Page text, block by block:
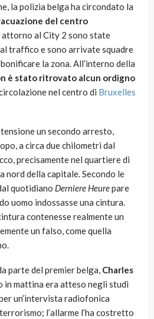
la polizia belga ha circondato la
del centro
attorno al City 2 sono state
traffico e sono arrivate squadre
la zona. All’interno della
è stato ritrovato alcun ordigno
nel centro di Bruxelles
un secondo arresto,
a circa due chilometri dal
precisamente nel quartiere di
nord della capitale. Secondo le
quotidiano Derniere Heurepare
uomo indossasse una cintura.
contenesse realmente un
un falso, come quella
parte del premier belga, Charles
in mattina era atteso negli studi
un’intervista radiofonica
l’allarme l’ha costretto